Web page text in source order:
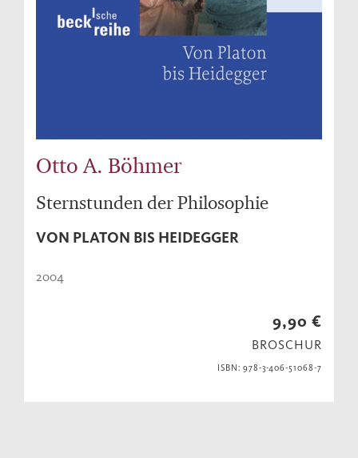
Otto A. Böhmer
Sternstunden der Philosophie
VON PLATON BIS HEIDEGGER
2004
9,90 €
BROSCHUR
ISBN: 978-3-406-51068-7